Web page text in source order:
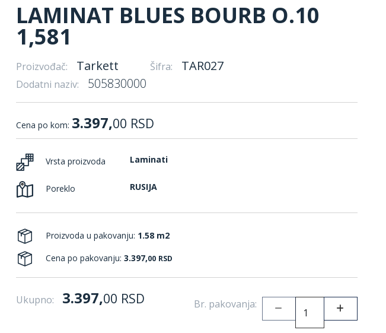
LAMINAT BLUES BOURB O.10
1,581
Proizvođač: Tarkett Šifra: TAR027
Dodatni naziv: 505830000
Cena po kom: 3.397,00 RSD
Vrsta proizvoda Laminati
Poreklo RUSIJA
Proizvoda u pakovanju: 1.58 m2
Cena po pakovanju: 3.397,00 RSD
Ukupno: 3.397,00 RSD Br. pakovanja: